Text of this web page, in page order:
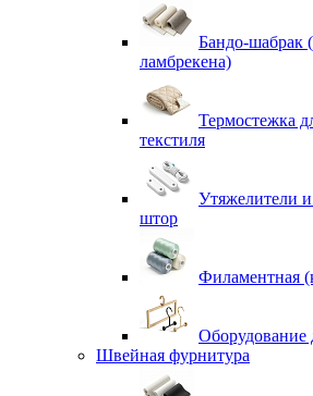
Бандо-шабрак
ламбрекена)
Термостежка
текстиля
Утяжелители
штор
Филаментная
Оборудование
Швейная фурнитура